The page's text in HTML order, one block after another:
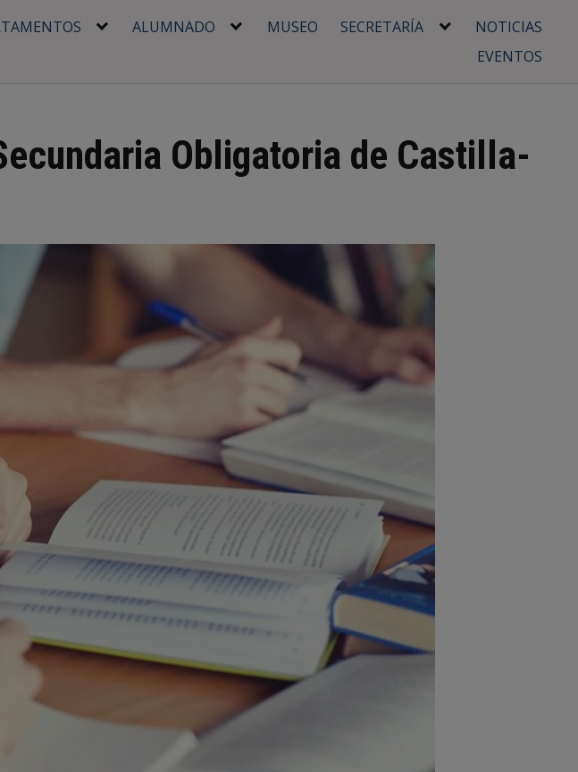
ALUMNADO MUSEO SECRETARÍA
NOTICIAS
EVENTOS
Obligatoria de Castilla-